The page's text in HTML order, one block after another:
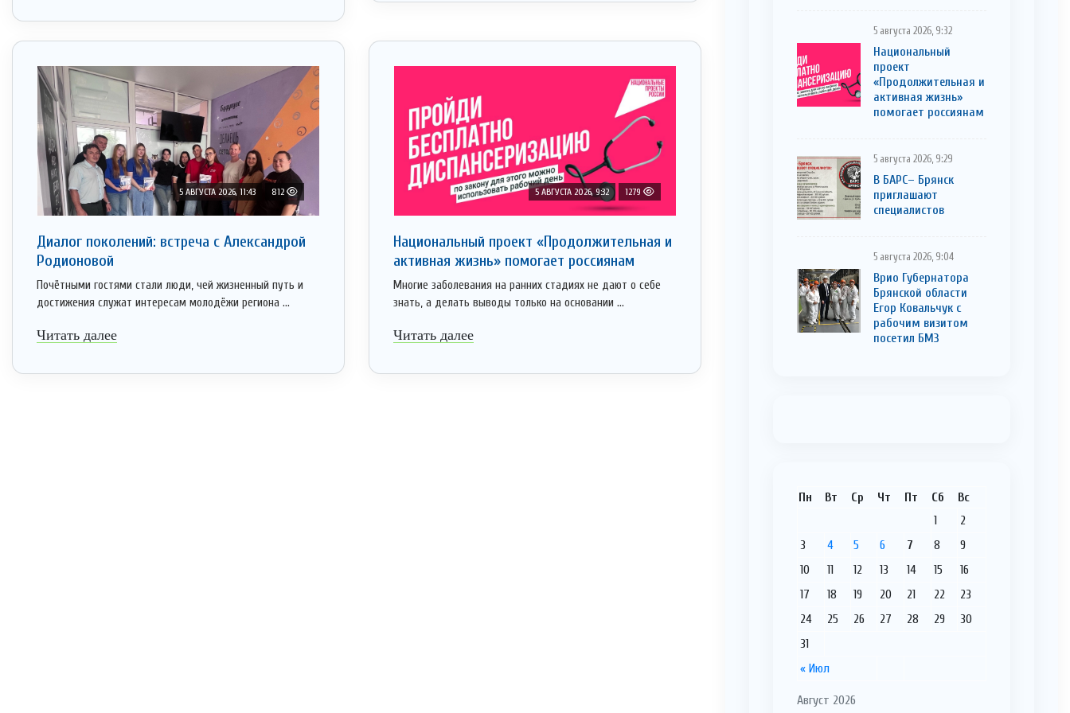
5 АВГУСТА 2026, 11:43 812
Диалог поколений: встреча с Александрой
Родионовой
Почётными гостями стали люди, чей жизненный путь и
достижения служат интересам молодёжи региона ...
Читать далее
5 АВГУСТА 2026, 9:32 1279
Национальный проект «Продолжительная и
активная жизнь» помогает россиянам
Многие заболевания на ранних стадиях не дают о себе
знать, а делать выводы только на основании ...
Читать далее
5 августа 2026, 9:32
Национальный
проект
«Продолжительная и
активная жизнь»
помогает россиянам
5 августа 2026, 9:29
В БАРС– Брянcк
приглaшают
cпециaлистoв
5 августа 2026, 9:04
Врио Губернатора
Брянской области
Егор Ковальчук с
рабочим визитом
посетил БМЗ
Август 2026
Пн Вт Ср Чт Пт Сб Вс
« Июл
1
2
3
4 5 6 7 8
9
10
11 12 13 14 15
16
17
18 19 20 21 22
23
24
25 26 27 28 29
30
31